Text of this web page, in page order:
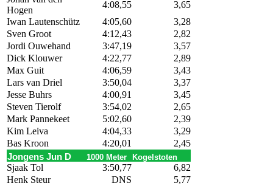
Hogen
4:08,55
3,65
Iwan Lautenschütz
4:05,60
3,28
Sven Groot
4:12,43
2,82
Jordi Ouwehand
3:47,19
3,57
Dick Klouwer
4:22,77
2,89
Max Guit
4:06,59
3,43
Lars van Driel
3:50,04
3,37
Jesse Buhrs
4:00,91
3,45
Steven Tierolf
3:54,02
2,65
Mark Pannekeet
5:02,60
2,39
Kim Leiva
4:04,33
3,29
Bas Kroon
4:20,01 2,45
Jongens Jun D 1000 Meter Kogelstoten
Sjaak Tol 3:50,77
6,82
Henk Steur
DNS
5,77